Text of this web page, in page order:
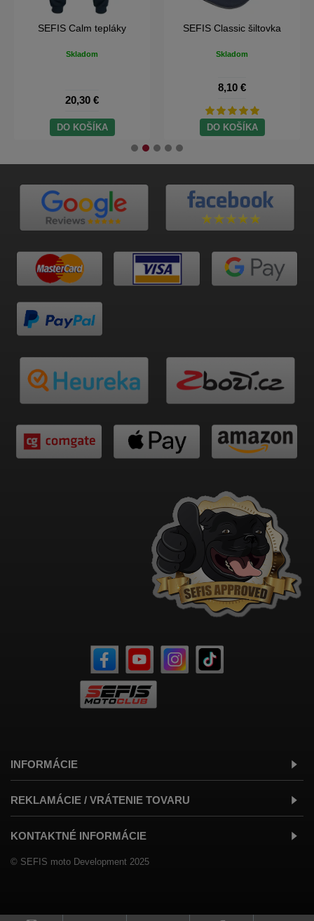
SEFIS Calm tepláky
Skladom
20,30 €
DO KOŠÍKA
SEFIS Classic šiltovka
Skladom
8,10 €
DO KOŠÍKA
INFORMÁCIE
REKLAMÁCIE / VRÁTENIE TOVARU
KONTAKTNÉ INFORMÁCIE
© SEFIS moto Development 2025